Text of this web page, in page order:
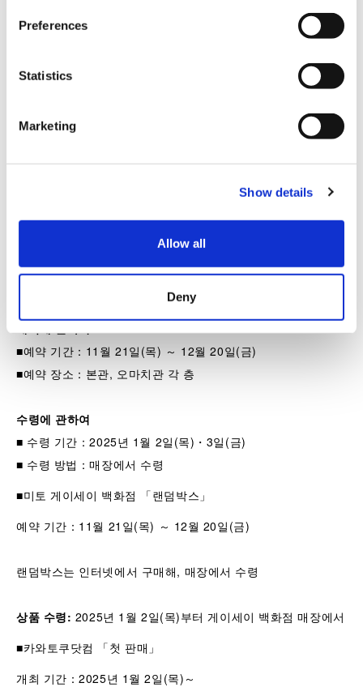
Preferences
Statistics
Marketing
Show details
Allow all
Deny
■한신 우메다 본점 「첫 판매」
■한큐 우메다 본점 「첫 판매」
개최 기간：2025년 1월 3일(금)〜
■아베노하루카스 긴테츠 본점 「랜덤박스」
개최 기간：12월 4일(수)〜
원하는 브랜드의 개최일을 홈페이지에서 체크해 주세요.
■예약 기간：11월 21일(목) ～ 12월 20일(금)
■예약 장소：본관, 오마치관 각 층
수령에 관하여
■ 수령 기간：2025년 1월 2일(목)・3일(금)
■ 수령 방법：매장에서 수령
■미토 게이세이 백화점 「랜덤박스」
예약 기간：11월 21일(목) ～ 12월 20일(금)
랜덤박스는 인터넷에서 구매해, 매장에서 수령
상품 수령: 2025년 1월 2일(목)부터 게이세이 백화점 매장에서
■카와토쿠닷컴 「첫 판매」
개최 기간：2025년 1월 2일(목)～